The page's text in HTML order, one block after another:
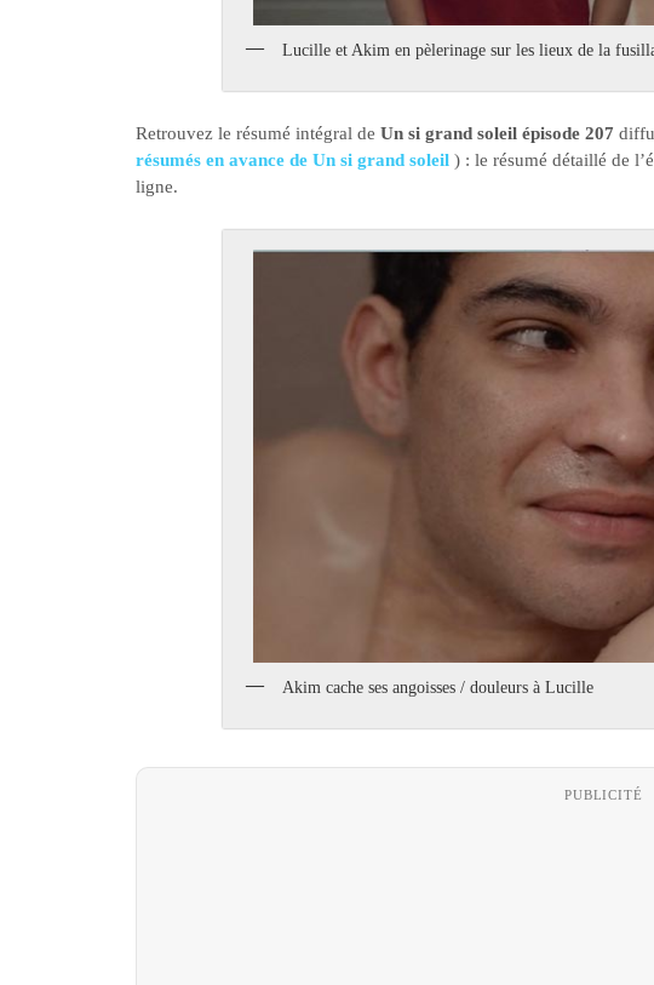
Lucille et Akim en pèlerinage sur les lieux de la
Retrouvez le résumé intégral de Un si grand soleil épisode 207
résumés en avance de Un si grand soleil ) : le résumé détaillé de
ligne.
Akim cache ses angoisses / douleurs à Lucille
PUBLICITÉ